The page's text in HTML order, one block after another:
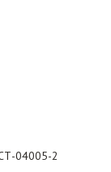
04005-2